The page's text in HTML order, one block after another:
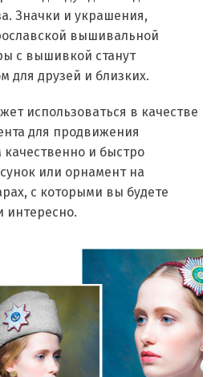
Значки и украшения,
вышивальной
с вышивкой станут
для друзей и близких.
использоваться в качестве
для продвижения
и быстро
или орнамент на
с которыми вы будете
интересно.